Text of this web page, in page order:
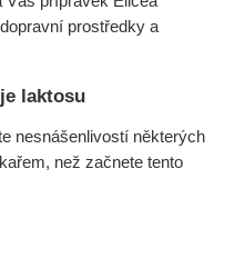
prostředky a
laktosu
nesnášenlivostí některých
než začnete tento